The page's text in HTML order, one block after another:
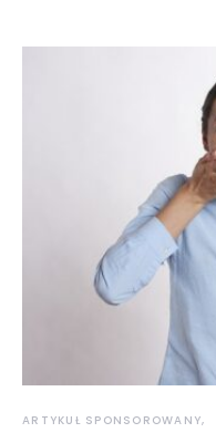
ARTYKUŁ SPONSOROWANY